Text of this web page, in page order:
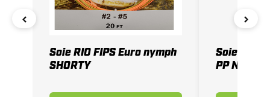
‹
Soie RIO FIPS Euro nymph
SHORTY
Soie
PP NYMPH
›